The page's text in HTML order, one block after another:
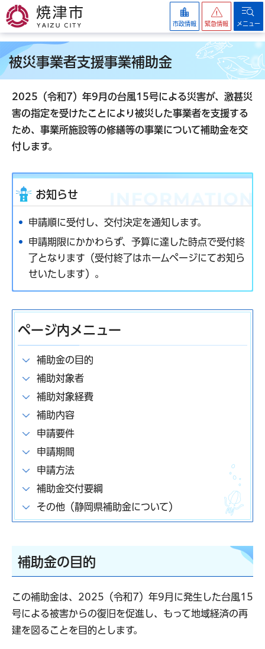
焼津市
市政情報 緊急情報 メニュー
被災事業者支援事業補助金
2025（令和7）年9月の台風15号による災害が、激甚災
害の指定を受けたことにより被災した事業者を支援する
ため、事業所施設等の修繕等の事業について補助金を交
付します。
お知らせ
申請順に受付し、交付決定を通知します。
申請期限にかかわらず、予算に達した時点で受付終
了となります（受付終了はホームページにてお知ら
せいたします）。
ページ内メニュー
補助金の目的
補助対象者
補助対象経費
補助内容
申請要件
申請期間
申請方法
補助金交付要綱
その他（静岡県補助金について）
補助金の目的
この補助金は、2025（令和7）年9月に発生した台風15
号による被害からの復旧を促進し、もって地域経済の再
建を図ることを目的とします。